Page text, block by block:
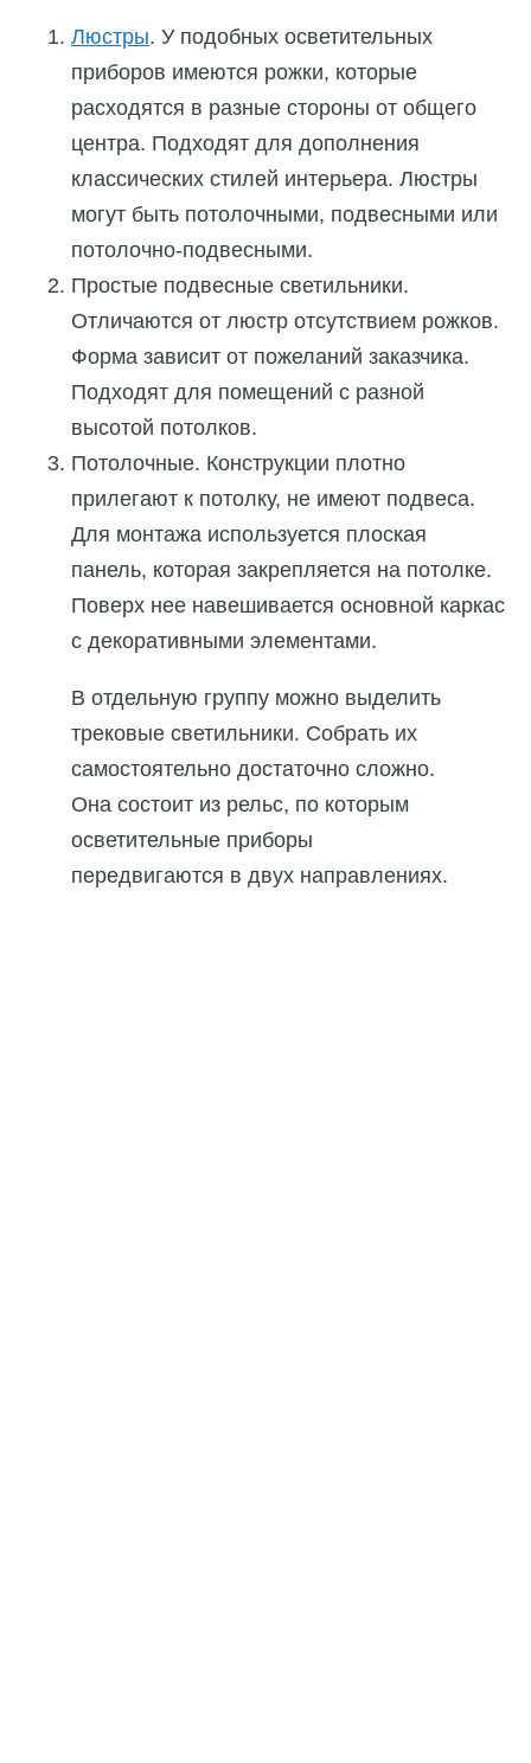
Люстры. У подобных осветительных
приборов имеются рожки, которые
расходятся в разные стороны от общего
центра. Подходят для дополнения
классических стилей интерьера. Люстры
могут быть потолочными, подвесными или
потолочно-подвесными.
Простые подвесные светильники.
Отличаются от люстр отсутствием рожков.
Форма зависит от пожеланий заказчика.
Подходят для помещений с разной
высотой потолков.
Потолочные. Конструкции плотно
прилегают к потолку, не имеют подвеса.
Для монтажа используется плоская
панель, которая закрепляется на потолке.
Поверх нее навешивается основной каркас
с декоративными элементами.
В отдельную группу можно выделить
трековые светильники. Собрать их
самостоятельно достаточно сложно.
Она состоит из рельс, по которым
осветительные приборы
передвигаются в двух направлениях.